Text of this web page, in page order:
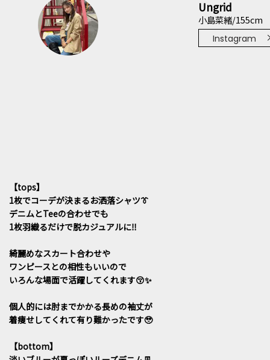
Ungrid
小島菜緒/155cm
Instagram
【tops】
1枚でコーデが決まるお洒落シャツ👔
デニムとTeeの合わせでも
1枚羽織るだけで脱カジュアルに‼︎
綺麗めなスカート合わせや
ワンピースとの相性もいいので
いろんな場面で活躍してくれます😚✨
個人的には肘までかかる長めの袖丈が
着痩せしてくれて有り難かったです🥹
【bottom】